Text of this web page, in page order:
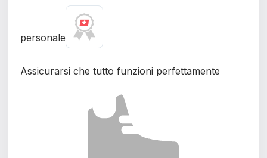
personale
Assicurarsi che tutto funzioni perfettamente